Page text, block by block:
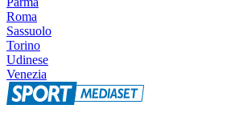
Roma
Sassuolo
Torino
Udinese
Venezia